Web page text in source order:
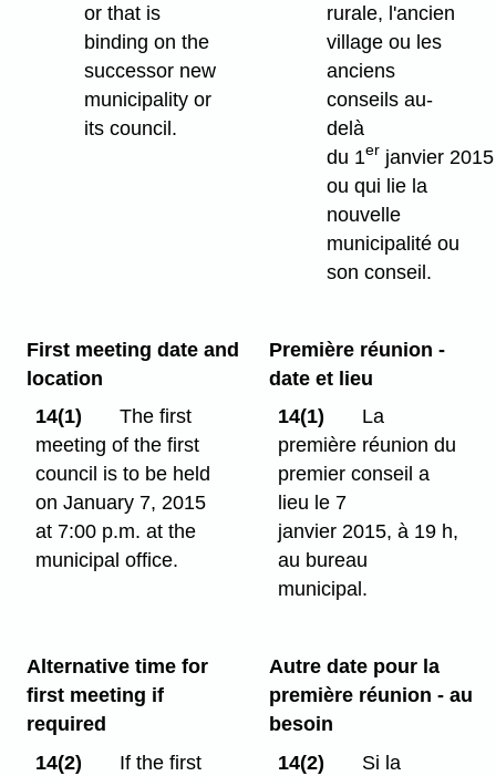
or that is
binding on the
successor new
municipality or
its council.
rurale, l'ancien
village ou les
anciens
conseils au-
delà
du 1er janvier 2015
ou qui lie la
nouvelle
municipalité ou
son conseil.
First meeting date and
location
14(1)
The first
meeting of the first
council is to be held
on January 7, 2015
at 7:00 p.m. at the
municipal office.
Première réunion -
date et lieu
14(1)
La
première réunion du
premier conseil a
lieu le 7
janvier 2015, à 19 h,
au bureau
municipal.
Alternative time for
first meeting if
required
14(2)
If the first
Autre date pour la
première réunion - au
besoin
14(2)
Si la